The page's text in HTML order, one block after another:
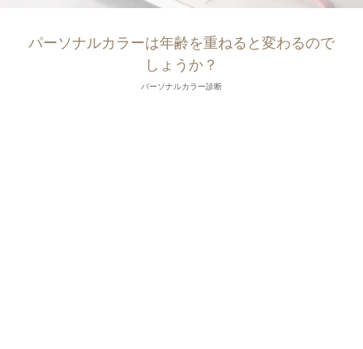
パーソナルカラーは年齢を重ねると変わるので
しょうか？
パーソナルカラー診断